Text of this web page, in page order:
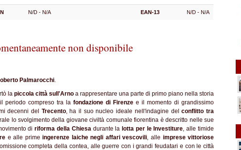
N/D - N/A EAN-13 N/D - N/A
non disponibile
Palmarocchi.
la piccola città sull'Arno a rappresentare una parte di primo piano nella storia
periodo compreso tra la fondazione di Firenze e il momento di grandissimo
decenni del Trecento, ha il suo nucleo ideale nell'indagine delconflitto tra
lo svolgimento della giovane civiltà comunale fiorentina è descritto nelle sue
diriforma della Chiesadurante la lotta per le Investiture, alle timide
e alle primeingerenze laiche negli affari vescovili, alle imprese vittoriose
completa della contea, alle guerre con i grandi feudatari e con le città